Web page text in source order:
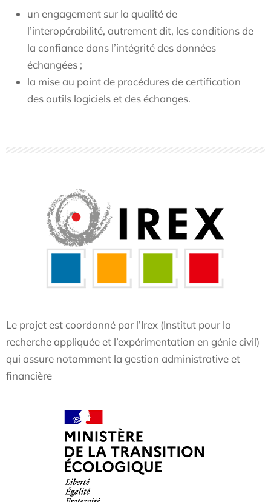
un engagement sur la qualité de
l’interopérabilité, autrement dit, les conditions de
la confiance dans l’intégrité des données
échangées ;
la mise au point de procédures de certification
des outils logiciels et des échanges.
Le projet est coordonné par l’Irex (Institut pour la
recherche appliquée et l’expérimentation en génie civil)
qui assure notamment la gestion administrative et
financière